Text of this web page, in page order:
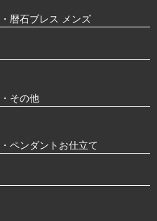
・暦石ブレス メンズ
・その他
・ペンダントお仕立て